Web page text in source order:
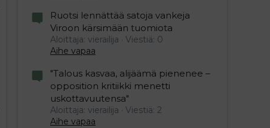
Ruotsi lennättää satoja vankeja
Viroon kärsimään tuomiota
Aloittaja: vierailija
Viestiä: 0
Aihe vapaa
"Talous kasvaa, alijäämä pienenee –
opposition kritiikki menetti
uskottavuutensa"
Aloittaja: vierailija
Viestiä: 2
Aihe vapaa